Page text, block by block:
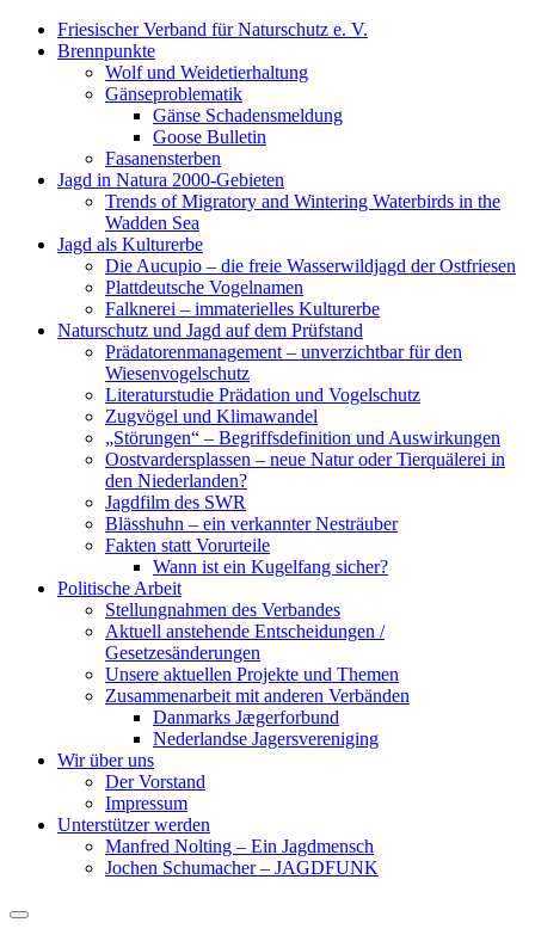
Zum
Inhalt
Friesischer Verband für Naturschutz e. V.
Brennpunkte
Wolf und Weidetierhaltung
Gänseproblematik
Gänse Schadensmeldung
Goose Bulletin
Fasanensterben
Jagd in Natura 2000-Gebieten
Trends of Migratory and Wintering Waterbirds in the
Wadden Sea
Jagd als Kulturerbe
Die Aucupio – die freie Wasserwildjagd der Ostfriesen
Plattdeutsche Vogelnamen
Falknerei – immaterielles Kulturerbe
Naturschutz und Jagd auf dem Prüfstand
Prädatorenmanagement – unverzichtbar für den
Wiesenvogelschutz
Literaturstudie Prädation und Vogelschutz
Zugvögel und Klimawandel
„Störungen“ – Begriffsdefinition und Auswirkungen
Oostvardersplassen – neue Natur oder Tierquälerei in
den Niederlanden?
Jagdfilm des SWR
Blässhuhn – ein verkannter Nesträuber
Fakten statt Vorurteile
Wann ist ein Kugelfang sicher?
Politische Arbeit
Stellungnahmen des Verbandes
Aktuell anstehende Entscheidungen /
Gesetzesänderungen
Unsere aktuellen Projekte und Themen
Zusammenarbeit mit anderen Verbänden
Danmarks Jægerforbund
Nederlandse Jagersvereniging
Wir über uns
Der Vorstand
Impressum
Unterstützer werden
Manfred Nolting – Ein Jagdmensch
Jochen Schumacher – JAGDFUNK